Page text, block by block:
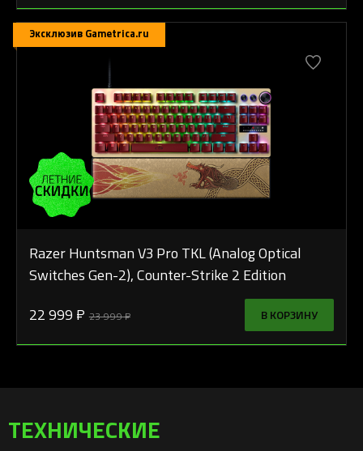
Эксклюзив Gametrica.ru
Razer Huntsman V3 Pro TKL (Analog Optical
Switches Gen-2), Counter-Strike 2 Edition
22 999 ₽ 23 999 ₽ В КОРЗИНУ
ТЕХНИЧЕСКИЕ